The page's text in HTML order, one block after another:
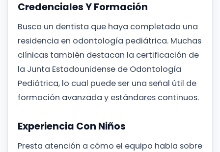
Credenciales Y Formación
Busca un dentista que haya completado una
residencia en odontología pediátrica. Muchas
clínicas también destacan la certificación de
la Junta Estadounidense de Odontología
Pediátrica, lo cual puede ser una señal útil de
formación avanzada y estándares continuos.
Experiencia Con Niños
Presta atención a cómo el equipo habla sobre